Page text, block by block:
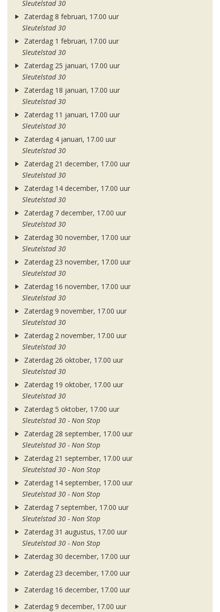
Sleutelstad 30
Zaterdag 8 februari, 17.00 uur
Sleutelstad 30
Zaterdag 1 februari, 17.00 uur
Sleutelstad 30
Zaterdag 25 januari, 17.00 uur
Sleutelstad 30
Zaterdag 18 januari, 17.00 uur
Sleutelstad 30
Zaterdag 11 januari, 17.00 uur
Sleutelstad 30
Zaterdag 4 januari, 17.00 uur
Sleutelstad 30
Zaterdag 21 december, 17.00 uur
Sleutelstad 30
Zaterdag 14 december, 17.00 uur
Sleutelstad 30
Zaterdag 7 december, 17.00 uur
Sleutelstad 30
Zaterdag 30 november, 17.00 uur
Sleutelstad 30
Zaterdag 23 november, 17.00 uur
Sleutelstad 30
Zaterdag 16 november, 17.00 uur
Sleutelstad 30
Zaterdag 9 november, 17.00 uur
Sleutelstad 30
Zaterdag 2 november, 17.00 uur
Sleutelstad 30
Zaterdag 26 oktober, 17.00 uur
Sleutelstad 30
Zaterdag 19 oktober, 17.00 uur
Sleutelstad 30
Zaterdag 5 oktober, 17.00 uur
Sleutelstad 30 - Non Stop
Zaterdag 28 september, 17.00 uur
Sleutelstad 30 - Non Stop
Zaterdag 21 september, 17.00 uur
Sleutelstad 30 - Non Stop
Zaterdag 14 september, 17.00 uur
Sleutelstad 30 - Non Stop
Zaterdag 7 september, 17.00 uur
Sleutelstad 30 - Non Stop
Zaterdag 31 augustus, 17.00 uur
Sleutelstad 30 - Non Stop
Zaterdag 30 december, 17.00 uur
Zaterdag 23 december, 17.00 uur
Zaterdag 16 december, 17.00 uur
Zaterdag 9 december, 17.00 uur